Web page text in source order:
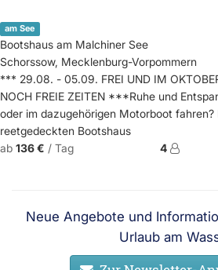
am See
Bootshaus am Malchiner See
Schorssow, Mecklenburg-Vorpommern
*** 29.08. - 05.09. FREI UND IM
NOCH FREIE ZEITEN ***Ruhe und
oder im dazugehörigen Motorboot fahren?
reetgedeckten Bootshaus
ab 136 € / Tag 4
Neue Angebote und
Urlaub am